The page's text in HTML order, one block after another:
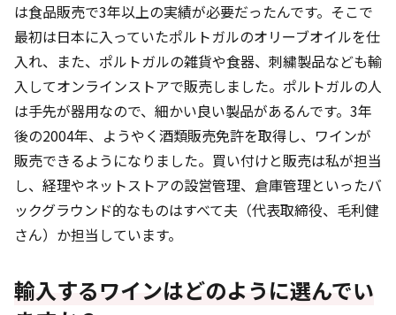
は食品販売で3年以上の実績が必要だったんです。そこで
最初は日本に入っていたポルトガルのオリーブオイルを仕
入れ、また、ポルトガルの雑貨や食器、刺繍製品なども輸
入してオンラインストアで販売しました。ポルトガルの人
は手先が器用なので、細かい良い製品があるんです。3年
後の2004年、ようやく酒類販売免許を取得し、ワインが
販売できるようになりました。買い付けと販売は私が担当
し、経理やネットストアの設営管理、倉庫管理といったバ
ックグラウンド的なものはすべて夫（代表取締役、毛利健
さん）か担当しています。
輸入するワインはどのように選んでい